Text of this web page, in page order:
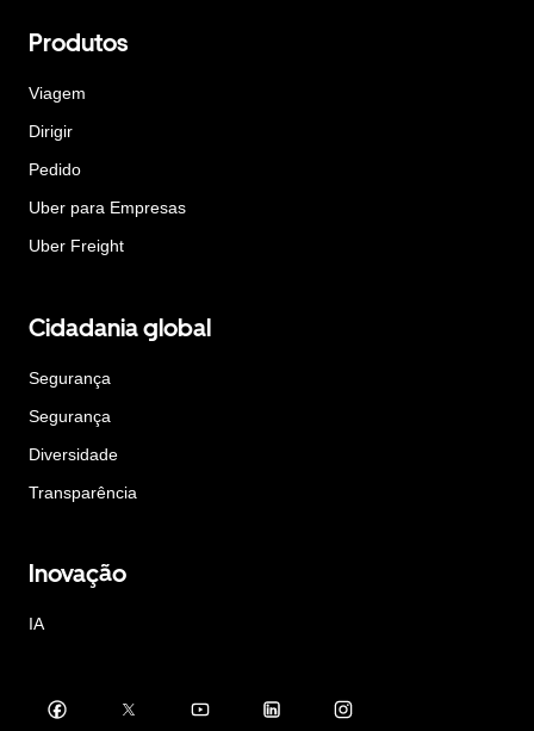
Produtos
Viagem
Dirigir
Pedido
Uber para Empresas
Uber Freight
Cidadania global
Segurança
Segurança
Diversidade
Transparência
Inovação
IA